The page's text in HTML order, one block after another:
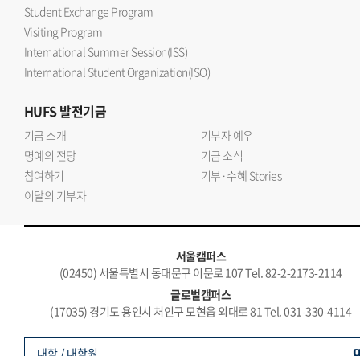
Student Exchange Program
Visiting Program
International Summer Session(ISS)
International Student Organization(ISO)
HUFS발전기금
기금 소개
기부자 예우
명예의 전당
기금 소식
참여하기
기부·수혜 Stories
이달의 기부자
서울캠퍼스
(02450) 서울특별시 동대문구 이문로 107 Tel. 82-2-2173-2114
글로벌캠퍼스
(17035) 경기도 용인시 처인구 모현읍 외대로 81 Tel. 031-330-4114
대학 / 대학원